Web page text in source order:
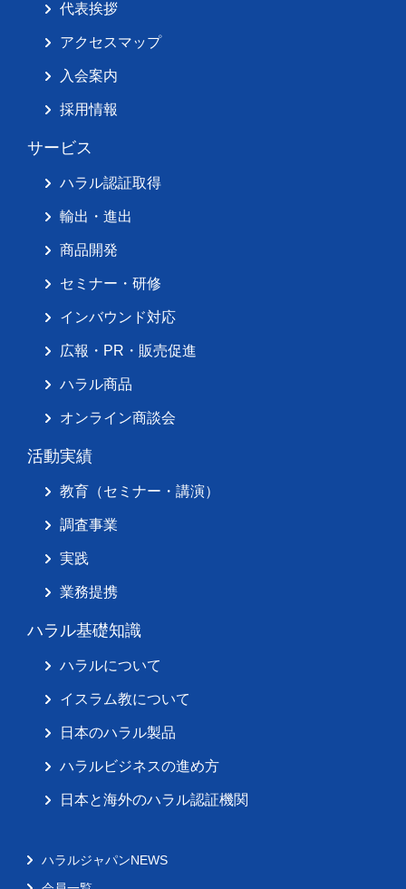
代表挨拶
アクセスマップ
入会案内
採用情報
サービス
ハラル認証取得
輸出・進出
商品開発
セミナー・研修
インバウンド対応
広報・PR・販売促進
ハラル商品
オンライン商談会
活動実績
教育（セミナー・講演）
調査事業
実践
業務提携
ハラル基礎知識
ハラルについて
イスラム教について
日本のハラル製品
ハラルビジネスの進め方
日本と海外のハラル認証機関
ハラルジャパンNEWS